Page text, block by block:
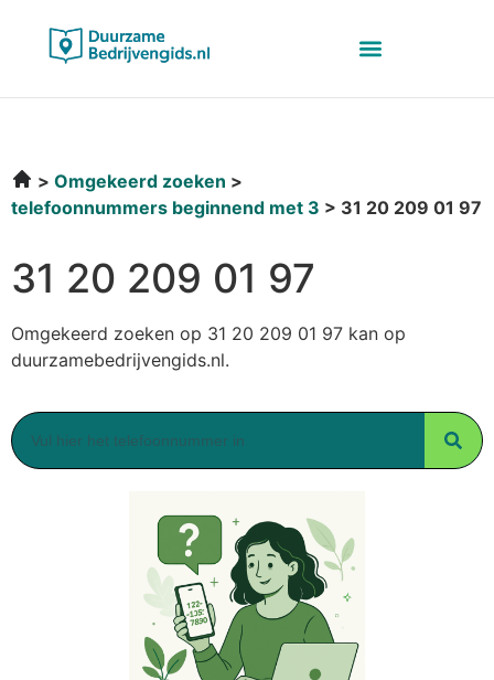
Omgekeerd zoeken
telefoonnummers beginnend met 3
31 20 209 01 97
31 20 209 01 97
Omgekeerd zoeken op 31 20 209 01 97 kan op
duurzamebedrijvengids.nl.